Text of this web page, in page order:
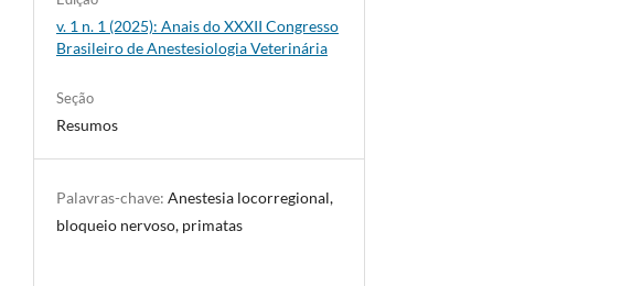
v. 1 n. 1 (2025): Anais do XXXII Congresso
Brasileiro de Anestesiologia Veterinária
Seção
Resumos
Palavras-chave:Anestesia locorregional,
bloqueio nervoso, primatas